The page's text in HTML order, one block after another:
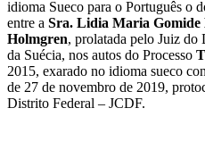
idioma Sueco para o Português o
entre a Sra. Lidia Maria Gomide
Holmgren, prolatada pelo Juiz
da Suécia, nos autos do Processo
2015, exarado no idioma sueco
de 27 de novembro de 2019,
Distrito Federal – JCDF.